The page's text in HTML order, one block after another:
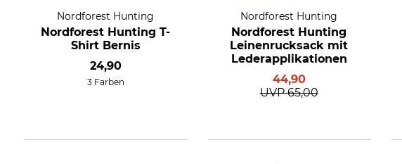
Nordforest Hunting
Nordforest Hunting T-
Shirt Bernis
24,90
3 Farben
Nordforest Hunting
Nordforest Hunting
Leinenrucksack mit
Lederapplikationen
44,90
UVP 65,00